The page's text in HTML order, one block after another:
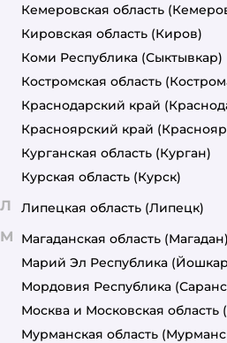
Кемеровская область
Кировская область (Киров)
Коми Республика (Сыктывкар)
Костромская область
Краснодарский край
Красноярский край
Курганская область (Курган)
Курская область (Курск)
Л Липецкая область (Липецк)
М Магаданская область (Магадан)
Марий Эл Республика
Мордовия Республика
Москва и Московская область
Мурманская область